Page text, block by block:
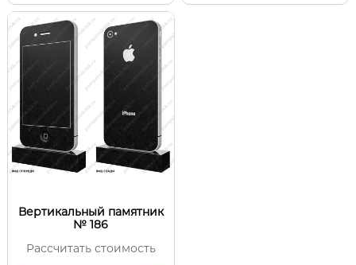
Вертикальный памятник
№ 186
Рассчитать стоимость